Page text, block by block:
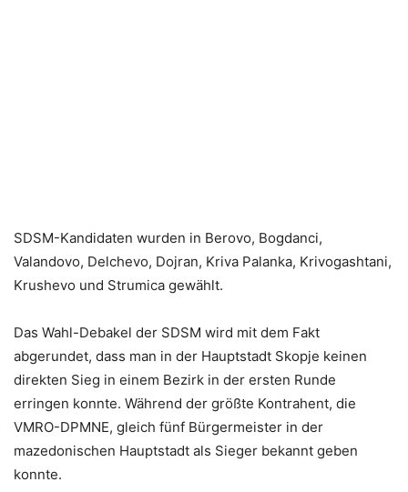
SDSM-Kandidaten wurden in Berovo, Bogdanci,
Valandovo, Delchevo, Dojran, Kriva Palanka, Krivogashtani,
Krushevo und Strumica gewählt.
Das Wahl-Debakel der SDSM wird mit dem Fakt
abgerundet, dass man in der Hauptstadt Skopje keinen
direkten Sieg in einem Bezirk in der ersten Runde
erringen konnte. Während der größte Kontrahent, die
VMRO-DPMNE, gleich fünf Bürgermeister in der
mazedonischen Hauptstadt als Sieger bekannt geben
konnte.